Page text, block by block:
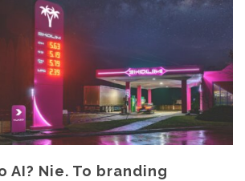
AI? Nie. To branding